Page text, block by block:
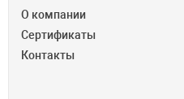
О компании
Сертификаты
Контакты